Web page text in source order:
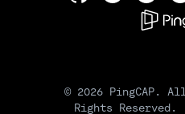
© 2026 PingCAP. All
Rights Reserved.